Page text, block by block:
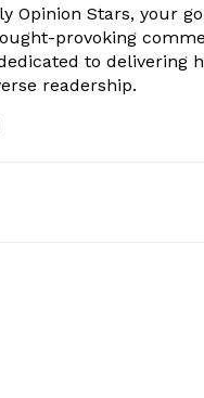
Opinion Stars, your
provoking
to delivering
readership.